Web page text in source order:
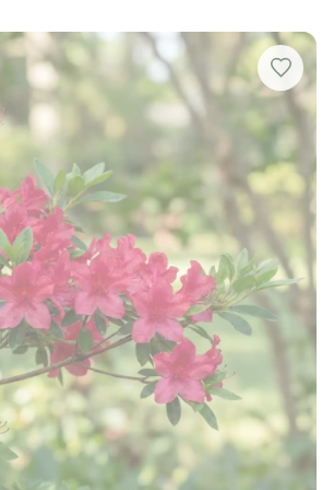
des gelées tardives en paillant le
les jeunes pousses d’un voile
de grand froid, notamment
est idéale pour des
variés. Elle peut servir de
massif coloré, en lisière, ou
les jardins d'ornement. Cet
parfaitement avec d'autres plantes
et les camélias, tout en